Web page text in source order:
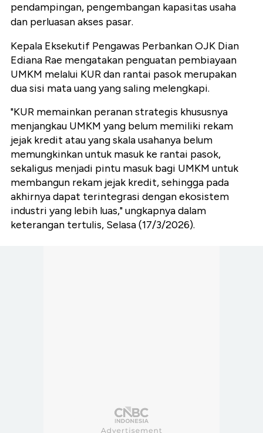
pendampingan, pengembangan kapasitas usaha
dan perluasan akses pasar.
Kepala Eksekutif Pengawas Perbankan OJK Dian
Ediana Rae mengatakan penguatan pembiayaan
UMKM melalui KUR dan rantai pasok merupakan
dua sisi mata uang yang saling melengkapi.
"KUR memainkan peranan strategis khususnya
menjangkau UMKM yang belum memiliki rekam
jejak kredit atau yang skala usahanya belum
memungkinkan untuk masuk ke rantai pasok,
sekaligus menjadi pintu masuk bagi UMKM untuk
membangun rekam jejak kredit, sehingga pada
akhirnya dapat terintegrasi dengan ekosistem
industri yang lebih luas," ungkapnya dalam
keterangan tertulis, Selasa (17/3/2026).